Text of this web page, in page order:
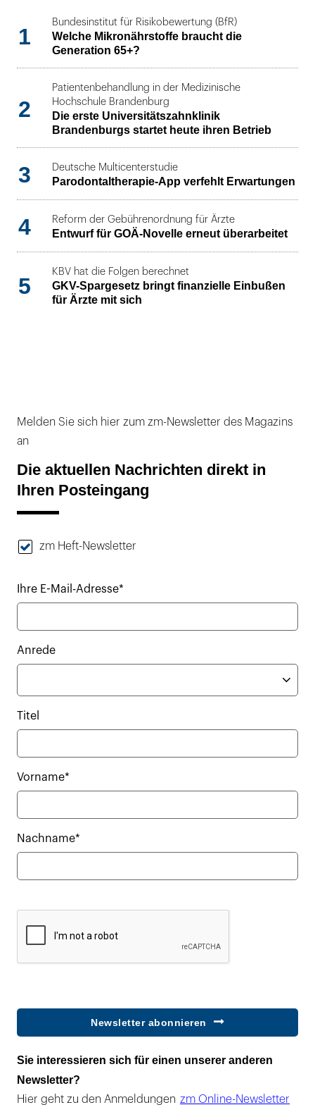
1
Bundesinstitut für Risikobewertung (BfR)
Welche Mikronährstoffe braucht die
Generation 65+?
2
Patientenbehandlung in der Medizinische
Hochschule Brandenburg
Die erste Universitätszahnklinik
Brandenburgs startet heute ihren Betrieb
3 Deutsche Multicenterstudie
Parodontaltherapie-App verfehlt Erwartungen
4 Reform der Gebührenordnung für Ärzte
Entwurf für GOÄ-Novelle erneut überarbeitet
5
KBV hat die Folgen berechnet
GKV-Spargesetz bringt finanzielle Einbußen
für Ärzte mit sich
Melden Sie sich hier zum zm-Newsletter des Magazins
an
Die aktuellen Nachrichten direkt in
Ihren Posteingang
zm Heft-Newsletter
Ihre E-Mail-Adresse*
Anrede
Titel
Vorname*
Nachname*
Newsletter abonnieren
Sie interessieren sich für einen unserer anderen
Newsletter?
Hier geht zu den Anmeldungen zm Online-Newsletter